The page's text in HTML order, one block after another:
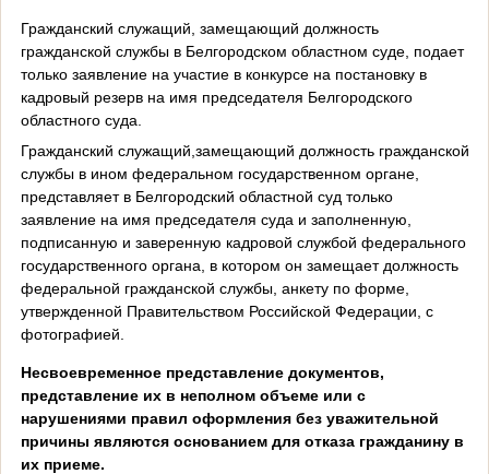
Гражданский служащий, замещающий должность
гражданской службы в Белгородском областном суде, подает
только заявление на участие в конкурсе на постановку в
кадровый резерв на имя председателя Белгородского
областного суда.
Гражданский служащий,замещающий должность гражданской
службы в ином федеральном государственном органе,
представляет в Белгородский областной суд только
заявление на имя председателя суда и заполненную,
подписанную и заверенную кадровой службой федерального
государственного органа, в котором он замещает должность
федеральной гражданской службы, анкету по форме,
утвержденной Правительством Российской Федерации, с
фотографией.
Несвоевременное представление документов,
представление их в неполном объеме или с
нарушениями правил оформления без уважительной
причины являются основанием для отказа гражданину в
их приеме.